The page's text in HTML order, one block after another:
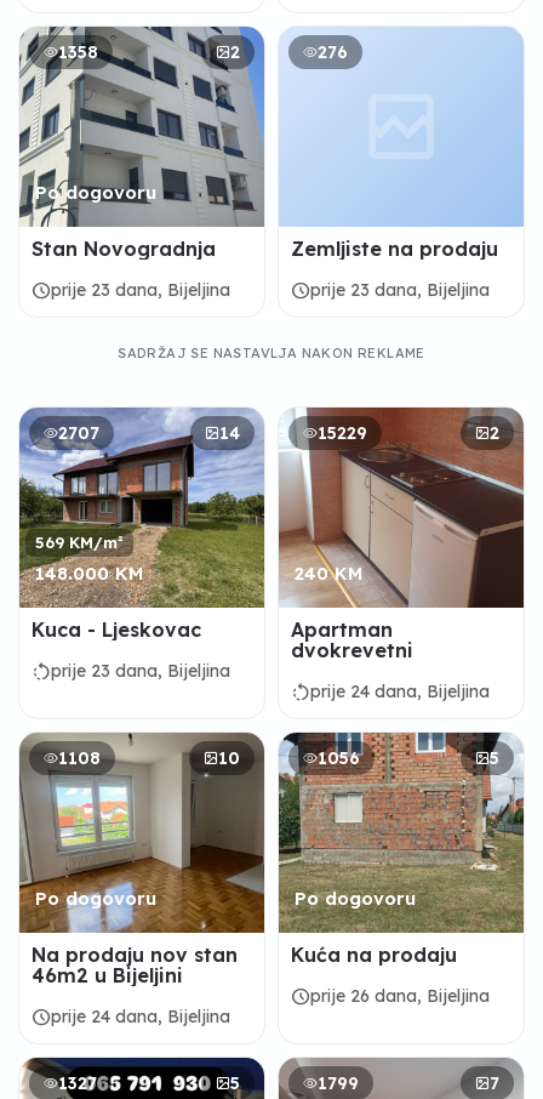
1358 2
Po dogovoru
Stan Novogradnja
scheduleprije 23 dana, Bijeljina
276
Zemljiste na prodaju
scheduleprije 23 dana, Bijeljina
SADRŽAJ SE NASTAVLJA NAKON REKLAME
2707 14
569 KM/m²
148.000 KM
Kuca - Ljeskovac
rotate_leftprije 23 dana, Bijeljina
15229 2
240 KM
Apartman
dvokrevetni
rotate_leftprije 24 dana, Bijeljina
1108 10
Po dogovoru
Na prodaju nov stan
46m2 u Bijeljini
scheduleprije 24 dana, Bijeljina
1056 5
Po dogovoru
Kuća na prodaju
scheduleprije 26 dana, Bijeljina
1327 5 1799 7